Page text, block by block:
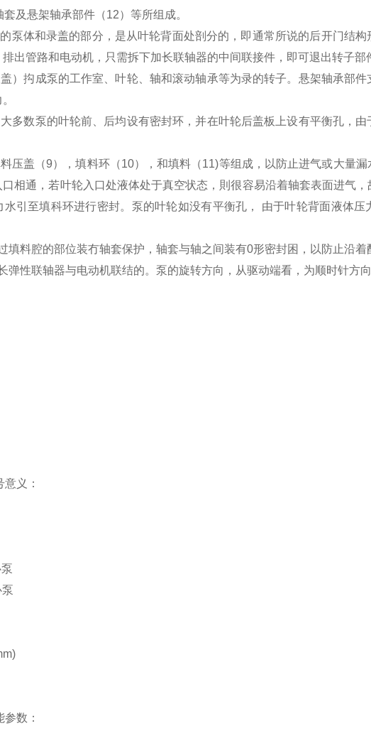
套及悬架轴承部件（12）等所组成。
泵体和录盖的部分，是从叶轮背面处剖分的，即通常所说的后开门结
出管路和电动机，只需拆下加长联轴器的中间联接件，即可退出转子部
）抅成泵的工作室、叶轮、轴和滚动轴承等为录的转子。悬架轴承部
多数泵的叶轮前、后均设有密封环，并在叶轮后盖板上设有平衡孔，
压盖（9），填料环（10），和填料（11)等组成，以防止进气或大量
相通，若叶轮入口处液体处于真空状态，則很容易沿着轴套表面进气
引至填科环进行密封。泵的叶轮如没有平衡孔，
由于叶轮背面液体压
填料腔的部位装冇轴套保护，轴套与轴之间装有0形密封困，以防止沿着
弹性联轴器与电动机联结的。泵的旋转方向，从驱动端看，为顺时针方向
义：
数：